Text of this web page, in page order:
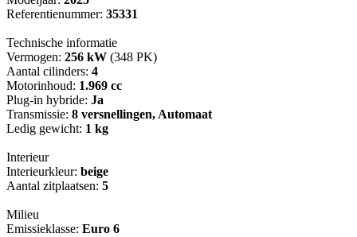
Referentienummer: 35331
Technische informatie
Vermogen: 256 kW (348 PK)
Aantal cilinders: 4
Motorinhoud: 1.969 cc
Plug-in hybride: Ja
Transmissie: 8 versnellingen, Automaat
Ledig gewicht: 1 kg
Interieur
Interieurkleur: beige
Aantal zitplaatsen: 5
Milieu
Emissieklasse: Euro 6